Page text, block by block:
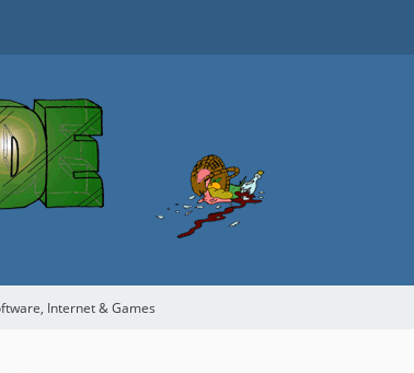
Internet & Games